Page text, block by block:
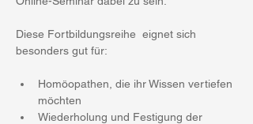
Diese Fortbildungsreihe  eignet sich
besonders gut für:
Homöopathen, die ihr Wissen vertiefen
möchten
Wiederholung und Festigung der